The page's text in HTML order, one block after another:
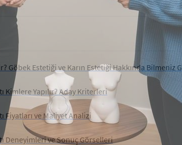
Göbek Estetiği ve Karın Estetiği Hakkında Bilmeniz
Kimlere Yapılır? Aday Kriterleri
Fiyatları ve Maliyet Analizi
Deneyimleri ve Sonuç Görselleri